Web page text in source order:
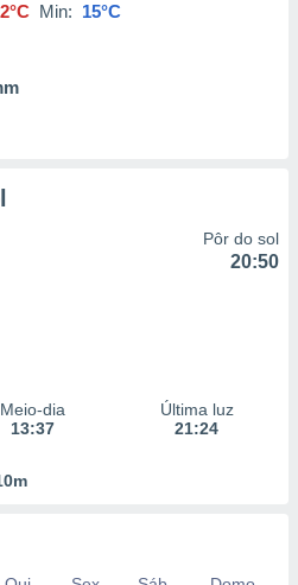
Min: 15°C
Pôr do sol
20:50
Meio-dia
13:37
Última luz
21:24